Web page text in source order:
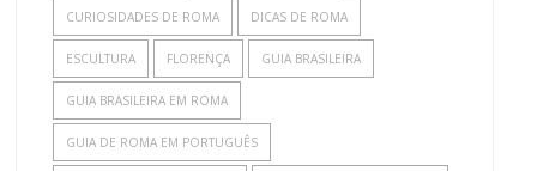
CURIOSIDADES DE ROMA DICAS DE ROMA
ESCULTURA FLORENÇA GUIA BRASILEIRA
GUIA BRASILEIRA EM ROMA
GUIA DE ROMA EM PORTUGUÊS